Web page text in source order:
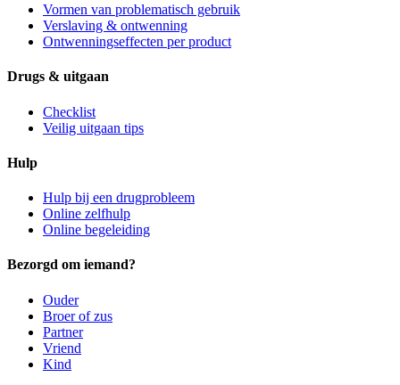
Vormen van problematisch gebruik
Verslaving & ontwenning
Ontwenningseffecten per product
Drugs & uitgaan
Checklist
Veilig uitgaan tips
Hulp
Hulp bij een drugprobleem
Online zelfhulp
Online begeleiding
Bezorgd om iemand?
Ouder
Broer of zus
Partner
Vriend
Kind